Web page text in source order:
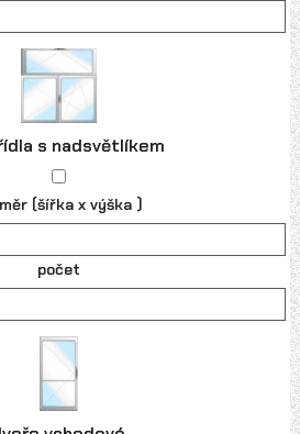
s nadsvětlíkem
(šířka x výška )
počet